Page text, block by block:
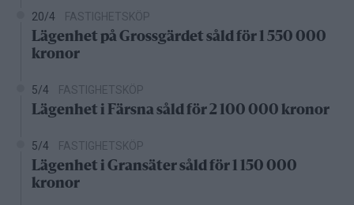
20/4 FASTIGHETSKÖP
Lägenhet på Grossgärdet såld för 1 550 000
kronor
5/4 FASTIGHETSKÖP
Lägenhet i Färsna såld för 2 100 000 kronor
5/4 FASTIGHETSKÖP
Lägenhet i Gransäter såld för 1 150 000
kronor